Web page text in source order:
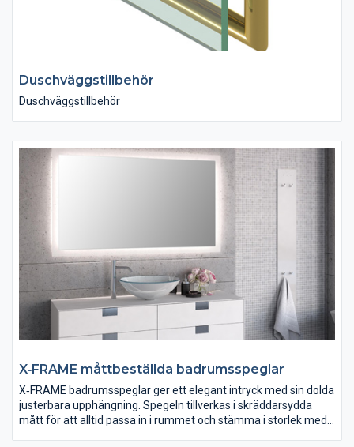
Duschväggstillbehör
Duschväggstillbehör
X‐FRAME måttbeställda badrumsspeglar
X‐FRAME badrumsspeglar ger ett elegant intryck med sin dolda
justerbara upphängning. Spegeln tillverkas i skräddarsydda
mått för att alltid passa in i rummet och stämma i storlek med